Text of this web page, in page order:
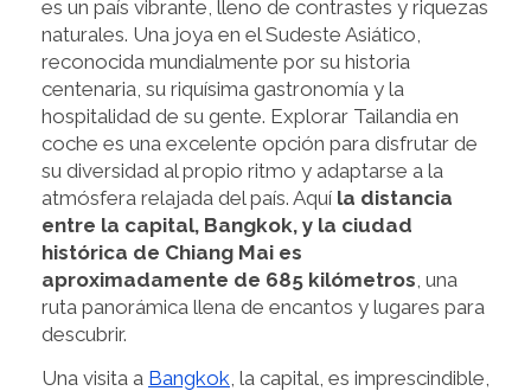
es un país vibrante, lleno de contrastes y riquezas
naturales. Una joya en el Sudeste Asiático,
reconocida mundialmente por su historia
centenaria, su riquísima gastronomía y la
hospitalidad de su gente. Explorar Tailandia en
coche es una excelente opción para disfrutar de
su diversidad al propio ritmo y adaptarse a la
atmósfera relajada del país. Aquí la distancia
entre la capital, Bangkok, y la ciudad
histórica de Chiang Mai es
aproximadamente de 685 kilómetros , una
ruta panorámica llena de encantos y lugares para
descubrir.
Una visita a Bangkok , la capital, es imprescindible,